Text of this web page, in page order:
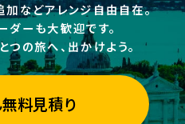
加などアレンジ自由自在。
ーも大歓迎です。
の旅へ、出かけよう。
料見積り